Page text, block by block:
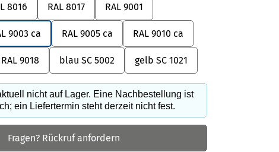
8016 RAL 8017 RAL 9001
9003 ca RAL 9005 ca RAL 9010 ca
RAL 9018 blau SC 5002 gelb SC 1021
nicht auf Lager. Eine Nachbestellung ist
ein Liefertermin steht derzeit nicht fest.
Fragen? Rückruf anfordern